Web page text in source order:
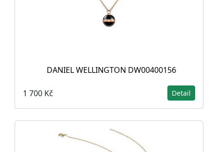
DANIEL WELLINGTON DW00400156
1 700 Kč Detail